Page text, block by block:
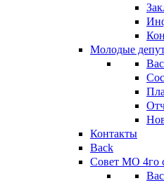
Молодые
Контакты
Back
Совет МО 4го